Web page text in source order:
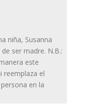
niña, Susanna
ser madre. N.B.:
este
reemplaza el
en la